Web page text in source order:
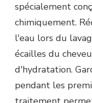
spécialement
chimiquement.
l'eau lors du
écailles du
d'hydratation.
pendant les